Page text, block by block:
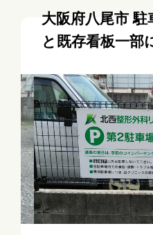
大阪府八尾市 駐
と既存看板一部